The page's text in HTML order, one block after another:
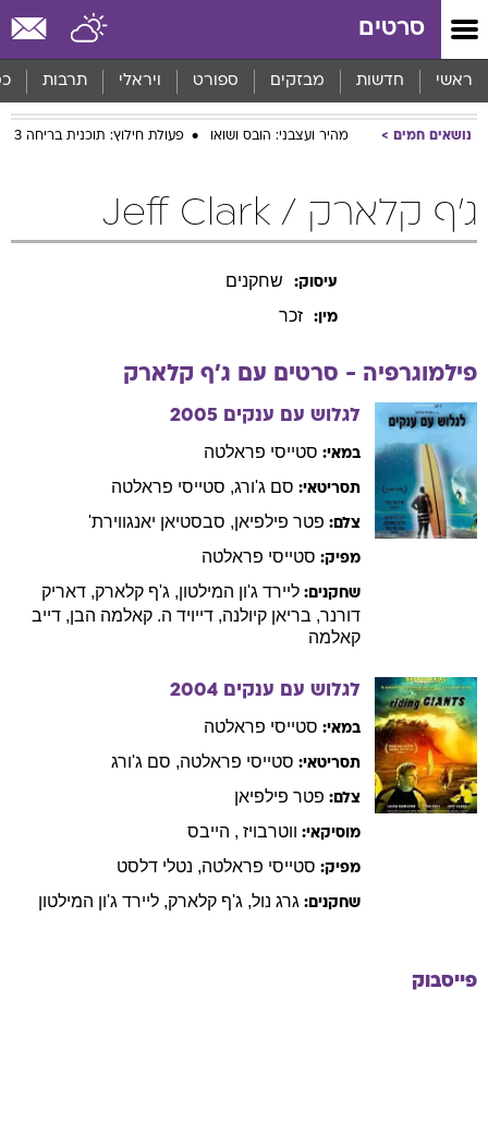
סרטים
ראשי חדשות מבזקים ספורט ויראלי תרבות
נושאים חמים מהיר ועצבני: הובס ושואו פעולת חילוץ: תוכנית בריחה 3
ג'ף קלארק / Jeff Clark
עיסוק: שחקנים
מין: זכר
פילמוגרפיה - סרטים עם ג'ף קלארק
לגלוש עם ענקים 2005
במאי: סטייסי פראלטה
תסריטאי: סם ג'ורג, סטייסי פראלטה
צלם: פטר פילפיאן, סבסטיאן יאנגווירת'
מפיק: סטייסי פראלטה
שחקנים: ליירד ג'ון המילטון, ג'ף קלארק, דאריק
דורנר, בריאן קיולנה, דייויד ה. קאלמה הבן, דייב
קאלמה
לגלוש עם ענקים 2004
במאי: סטייסי פראלטה
תסריטאי: סטייסי פראלטה, סם ג'ורג
צלם: פטר פילפיאן
מוסיקאי: ווטרבויז , הייבס
מפיק: סטייסי פראלטה, נטלי דלסט
שחקנים: גרג נול, ג'ף קלארק, ליירד ג'ון המילטון
פייסבוק